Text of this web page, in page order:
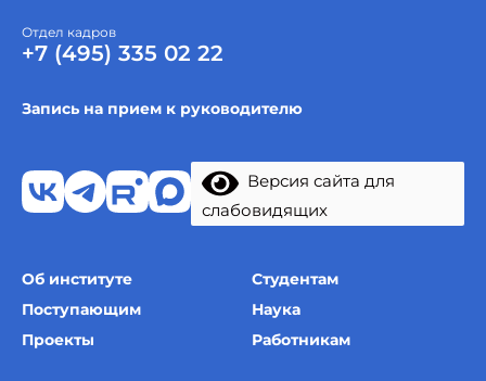
Отдел кадров
+7 (495) 335 02 22
Запись на прием к руководителю
Версия сайта для
слабовидящих
Об институте
Студентам
Поступающим
Наука
Проекты
Работникам